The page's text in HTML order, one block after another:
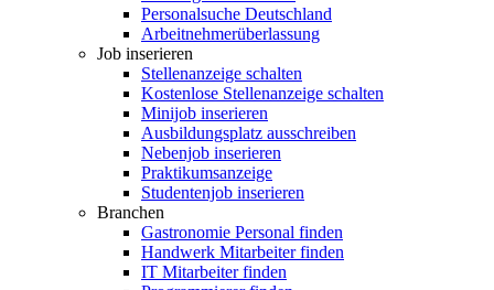
Personalsuche Deutschland
Arbeitnehmerüberlassung
Job inserieren
Stellenanzeige schalten
Kostenlose Stellenanzeige schalten
Minijob inserieren
Ausbildungsplatz ausschreiben
Nebenjob inserieren
Praktikumsanzeige
Studentenjob inserieren
Branchen
Gastronomie Personal finden
Handwerk Mitarbeiter finden
IT Mitarbeiter finden